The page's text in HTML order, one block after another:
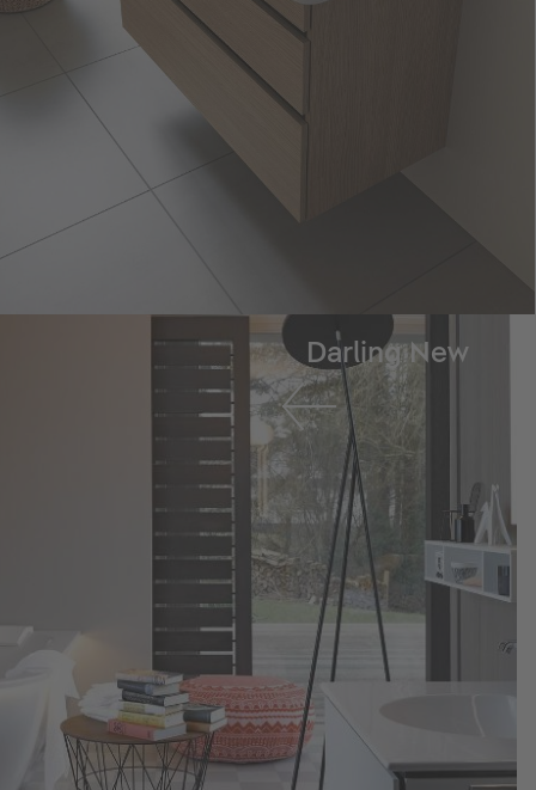
Darling New